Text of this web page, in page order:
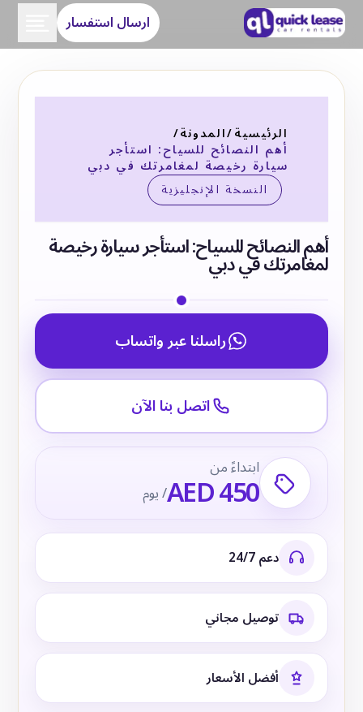
ارسال استفسار
الرئيسية/المدونة/
أهم النصائح للسياح: استأجر
سيارة رخيصة لمغامرتك في دبي
النسخة الإنجليزية
أهم النصائح للسياح: استأجر سيارة رخيصة
لمغامرتك في دبي
راسلنا عبر واتساب
اتصل بنا الآن
ابتداءً من
AED 450/ يوم
دعم 24/7
توصيل مجاني
أفضل الأسعار